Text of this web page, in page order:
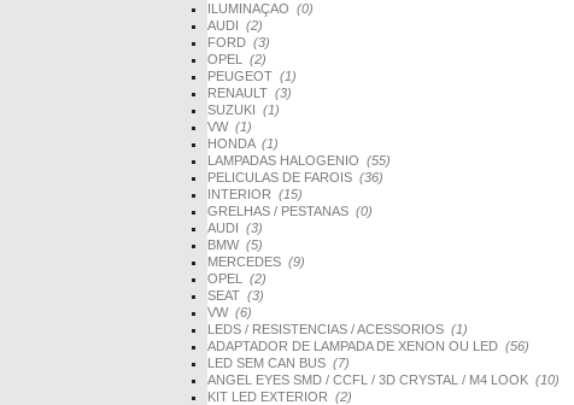
ILUMINAÇAO (0)
AUDI (2)
FORD (3)
OPEL (2)
PEUGEOT (1)
RENAULT (3)
SUZUKI (1)
VW (1)
HONDA (1)
LAMPADAS HALOGENIO (55)
PELICULAS DE FAROIS (36)
INTERIOR (15)
GRELHAS / PESTANAS (0)
AUDI (3)
BMW (5)
MERCEDES (9)
OPEL (2)
SEAT (3)
VW (6)
LEDS / RESISTENCIAS / ACESSORIOS (1)
ADAPTADOR DE LAMPADA DE XENON OU LED (56)
LED SEM CAN BUS (7)
ANGEL EYES SMD / CCFL / 3D CRYSTAL / M4 LOOK (10)
KIT LED EXTERIOR (2)